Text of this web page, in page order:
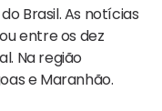
Brasil. As notícias
entre os dez
Na região
e Maranhão.